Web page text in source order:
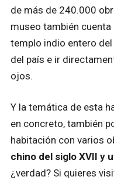
de más de 240.000
museo también cuenta
templo indio entero
del país e ir
ojos.
Y la temática de esta
en concreto, también
habitación con varios
chino del siglo XVII y
¿verdad? Si quieres